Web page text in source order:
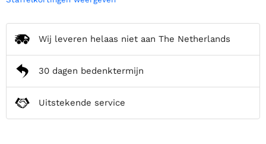
Wij leveren helaas niet aan The Netherlands
30 dagen bedenktermijn
Uitstekende service